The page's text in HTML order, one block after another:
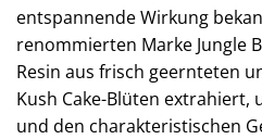
entspannende Wirkung
renommierten Marke Jungle
Resin aus frisch geernteten
Kush Cake-Blüten extrahiert,
und den charakteristischen